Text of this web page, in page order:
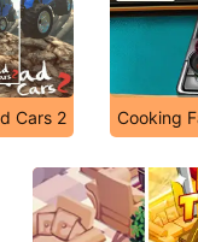
Cars 2 Cooking